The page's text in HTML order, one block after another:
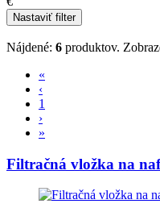
Nastaviť filter
Nájdené: 6 produktov.
«
‹
1
›
»
Filtračná vložka na